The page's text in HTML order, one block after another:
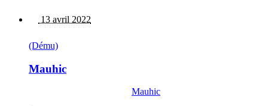
13 avril 2022
(Dému)
Mauhic
Mauhic